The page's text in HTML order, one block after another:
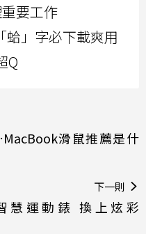
要工作
蛤」字必下載爽用
Q
滑鼠推薦是什
下一則
慧運動錶 換上炫彩